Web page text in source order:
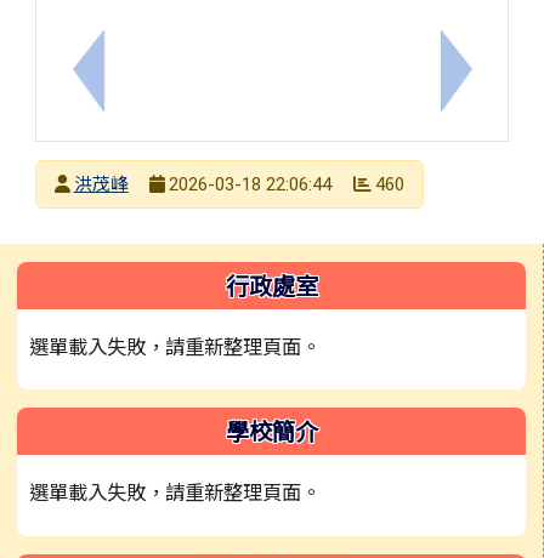
上一筆：轉知行政院人事行政總處修正之「行政院
下一筆：
發布者洪茂峰
2026-03-18 22:06:44 460
左邊區域內容 行政處室
選單載入失敗，請重新整理頁面。
學校簡介
選單載入失敗，請重新整理頁面。